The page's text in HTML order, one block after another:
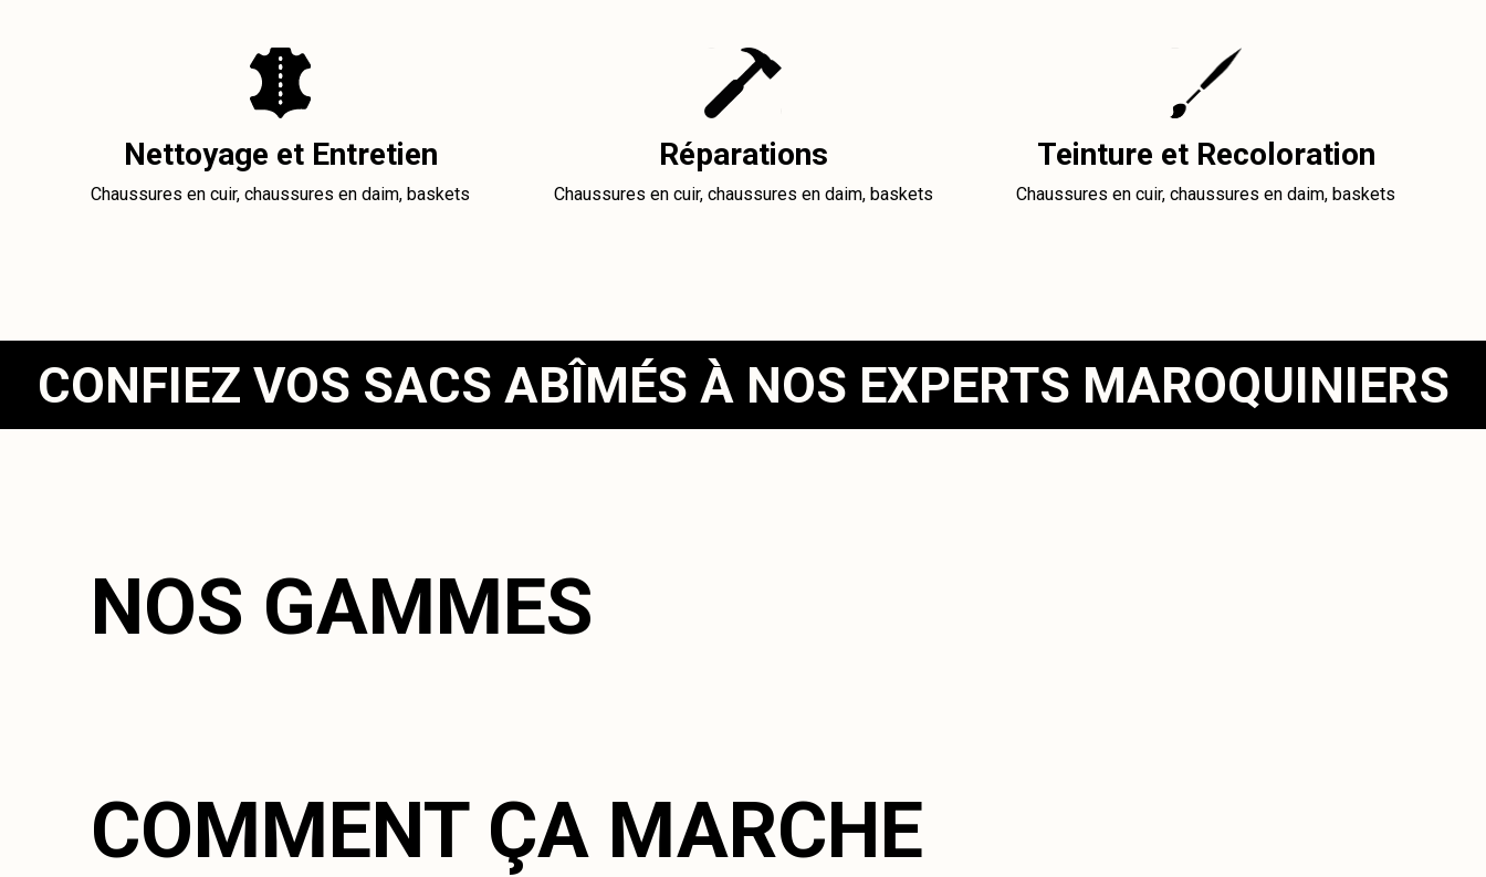
Nettoyage et Entretien
Chaussures en cuir, chaussures en daim, baskets
Réparations
Chaussures en cuir, chaussures en daim, baskets
Teinture et Recoloration
Chaussures en cuir, chaussures en daim, baskets
CONFIEZ VOS SACS ABÎMÉS À NOS EXPERTS MAROQUINIERS
NOS GAMMES
COMMENT ÇA MARCHE